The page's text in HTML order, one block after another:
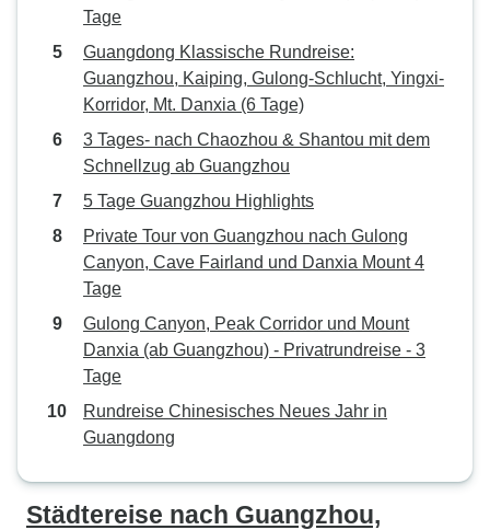
Tage
Guangdong Klassische Rundreise:
Guangzhou, Kaiping, Gulong-Schlucht, Yingxi-
Korridor, Mt. Danxia (6 Tage)
3 Tages- nach Chaozhou & Shantou mit dem
Schnellzug ab Guangzhou
5 Tage Guangzhou Highlights
Private Tour von Guangzhou nach Gulong
Canyon, Cave Fairland und Danxia Mount 4
Tage
Gulong Canyon, Peak Corridor und Mount
Danxia (ab Guangzhou) - Privatrundreise - 3
Tage
Rundreise Chinesisches Neues Jahr in
Guangdong
Städtereise nach Guangzhou,